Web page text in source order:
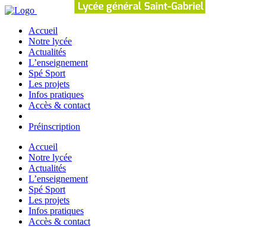
Accueil
Notre lycée
Actualités
L’enseignement
Spé Sport
Les projets
Infos pratiques
Accès & contact
Préinscription
Accueil
Notre lycée
Actualités
L’enseignement
Spé Sport
Les projets
Infos pratiques
Accès & contact